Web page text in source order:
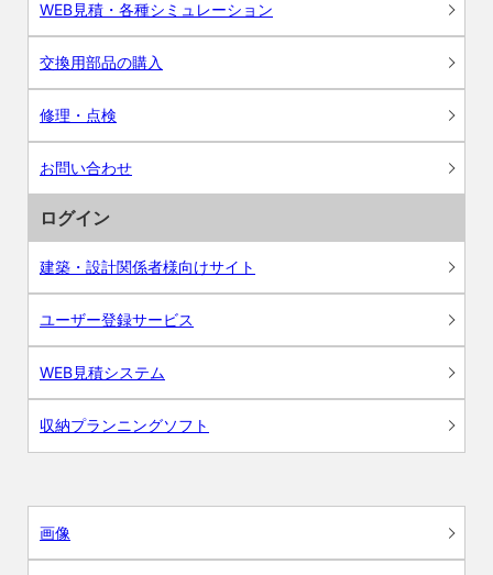
WEB見積・各種シミュレーション
交換用部品の購入
修理・点検
お問い合わせ
ログイン
建築・設計関係者様向けサイト
ユーザー登録サービス
WEB見積システム
収納プランニングソフト
画像